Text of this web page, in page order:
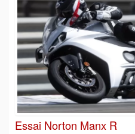
Essai Norton Manx R